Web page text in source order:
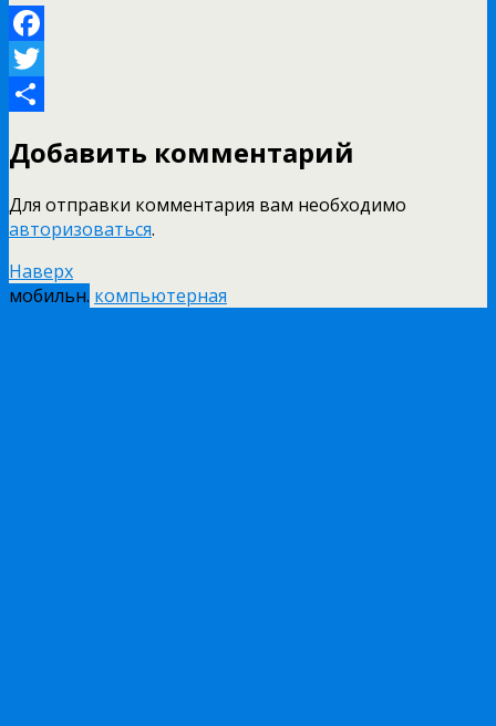
Facebook
Twitter
Добавить комментарий
Для отправки комментария вам необходимо
авторизоваться.
Наверх
мобильн. компьютерная